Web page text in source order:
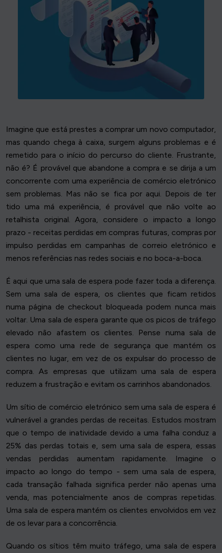
Imagine que está prestes a comprar um novo computador,
mas quando chega à caixa, surgem alguns problemas e é
remetido para o início do percurso do cliente. Frustrante,
não é? É provável que abandone a compra e se dirija a um
concorrente com uma experiência de comércio eletrónico
sem problemas. Mas não se fica por aqui. Depois de ter
tido uma má experiência, é provável que não volte ao
retalhista original. Agora, considere o impacto a longo
prazo - receitas perdidas em compras futuras, compras por
impulso perdidas em campanhas de correio eletrónico e
menos referências nas redes sociais e no boca-a-boca.
É aqui que uma sala de espera pode fazer toda a diferença.
Sem uma sala de espera, os clientes que ficam retidos
numa página de checkout bloqueada podem nunca mais
voltar. Uma sala de espera garante que os picos de tráfego
elevado não afastem os clientes. Pense numa sala de
espera como uma rede de segurança que mantém os
clientes no lugar, em vez de os expulsar do processo de
compra. As empresas que utilizam uma sala de espera
reduzem a frustração e evitam os carrinhos abandonados.
Um sítio de comércio eletrónico sem uma sala de espera é
vulnerável a grandes perdas de receitas. Estudos mostram
que o tempo de inatividade devido a uma falha conduz a
25% das perdas totais e, sem uma sala de espera, essas
vendas perdidas aumentam rapidamente. Imagine o
impacto ao longo do tempo - sem uma sala de espera,
cada transação falhada significa perder não apenas uma
venda, mas potencialmente anos de compras repetidas.
Uma sala de espera mantém os clientes envolvidos em vez
de os levar para a concorrência.
Quando os sítios têm muito tráfego, uma sala de espera